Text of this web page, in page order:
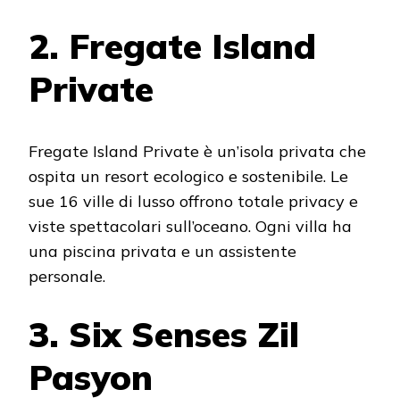
2. Fregate Island
Private
Fregate Island Private è un’isola privata che
ospita un resort ecologico e sostenibile. Le
sue 16 ville di lusso offrono totale privacy e
viste spettacolari sull’oceano. Ogni villa ha
una piscina privata e un assistente
personale.
3. Six Senses Zil
Pasyon